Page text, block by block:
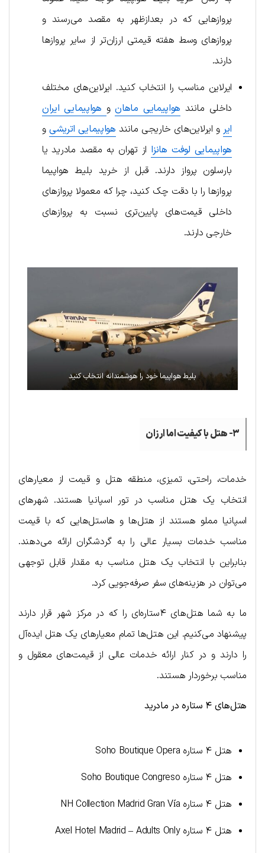
پروازهایی که در بعدازظهر به مقصد می‌رسند و
پروازهای وسط هفته قیمتی ارزان‌تر از سایر پروازها
دارند.
ایرلاین مناسب را انتخاب کنید. ایرلاین‌های مختلف
داخلی مانند هواپیمایی ماهان و هواپیمایی ایران
ایر و ایرلاین‌های خاریجی مانند هواپیمایی اتریشی و
هواپیمایی لوفت هانزا از تهران به مقصد مادرید یا
بارسلون پرواز دارند. قبل از خرید بلیط هواپیما
پروازها را با دقت چک کنید، چرا که معمولا پروازهای
داخلی قیمت‌های پایین‌تری نسبت به پروازهای
خارجی دارند.
بلیط هواپیما خود را هوشمندانه انتخاب کنید
۳- هتل با کیفیت اما ارزان
خدمات، راحتی، تمیزی، منطقه هتل و قیمت از معیارهای
انتخاب یک هتل مناسب در تور اسپانیا هستند. شهرهای
اسپانیا مملو هستند از هتل‌ها و هاستل‌هایی که با قیمت
مناسب خدمات بسیار عالی را به گردشگران ارائه می‌دهند.
بنابراین با انتخاب یک هتل مناسب به مقدار قابل توجهی
می‌توان در هزینه‌های سفر صرفه‌جویی کرد.
ما به شما هتل‌های ۴ستاره‌ای را که در مرکز شهر قرار دارند
پیشنهاد می‌کنیم. این هتل‌ها تمام معیارهای یک هتل ایده‌آل
را دارند و در کنار ارائه خدمات عالی از قیمت‌های معقول و
مناسب برخوردار هستند.
هتل‌های ۴ ستاره در مادرید
هتل ۴ ستاره Soho Boutique Opera
هتل ۴ ستاره Soho Boutique Congreso
هتل ۴ ستاره NH Collection Madrid Gran Vía
هتل ۴ ستاره Axel Hotel Madrid – Adults Only